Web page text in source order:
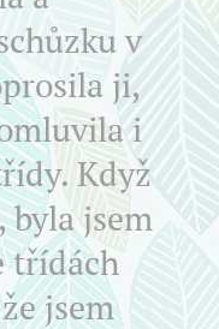
v
ji,
i
Když
byla jsem
třídách
jsem